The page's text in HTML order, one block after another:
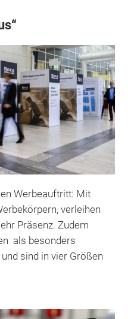
Werbeauftritt: Mit
verleihen
Präsenz. Zudem
als besonders
sind in vier Größen